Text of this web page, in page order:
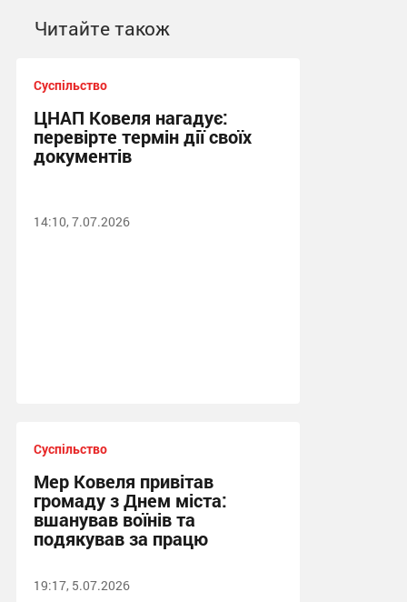
Читайте також
Суспільство
ЦНАП Ковеля нагадує:
перевірте термін дії своїх
документів
14:10, 7.07.2026
Суспільство
Мер Ковеля привітав
громаду з Днем міста:
вшанував воїнів та
подякував за працю
19:17, 5.07.2026